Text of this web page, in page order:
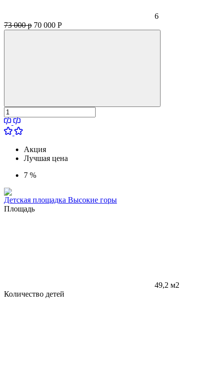
6
73 000 р 70 000 Р
Акция
Лучшая цена
7 %
Детская площадка Высокие горы
Площадь
49,2 м2
Количество детей